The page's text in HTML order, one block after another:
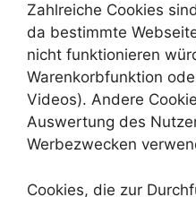
Zahlreiche Cookies
da bestimmte
nicht funktionieren
Warenkorbfunktion
Videos). Andere
Auswertung des
Werbezwecken
Cookies, die zur